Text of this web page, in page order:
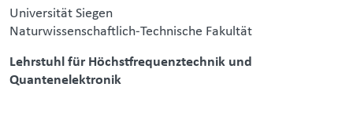
Universität Siegen
Naturwissenschaftlich-Technische Fakultät
Lehrstuhl für Höchstfrequenztechnik und
Quantenelektronik